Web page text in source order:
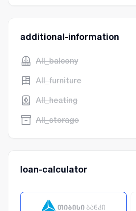
additional-information
AII_balcony
AII_furniture
AII_heating
AII_storage
loan-calculator